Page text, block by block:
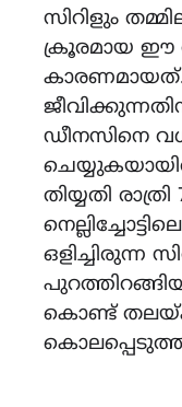
സിറിളും
ക്രൂരമായ ഈ
കാരണമായത്.
ഡീനസിനെ
തിയ്യതി
ഒളിച്ചിരുന്ന
കൊണ്ട്